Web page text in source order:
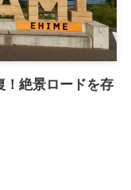
！絶景ロードを存